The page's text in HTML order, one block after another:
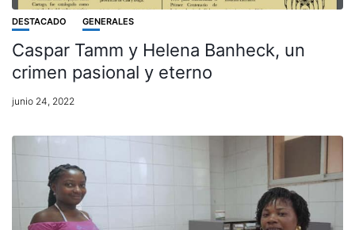
DESTACADO GENERALES
Caspar Tamm y Helena Banheck, un
crimen pasional y eterno
junio 24, 2022